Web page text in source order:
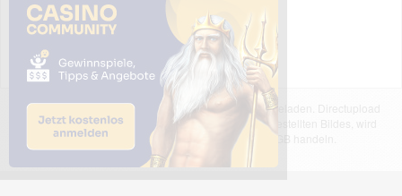
Das dargestellte Bild wurde von einem Nutzer hochgeladen. Directupload
übernimmt keinerlei Haftung für den Inhalt des dargestellten Bildes, wird
jedoch bei Verstößen nach §2(3) unserer AGB handeln.